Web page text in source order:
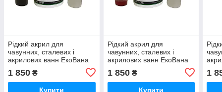
Рідкий акрил для
чавунних, сталевих і
акрилових ванн ЕкоВана
1 850 ₴
Купити
Рідкий акрил для
чавунних, сталевих і
акрилових ванн ЕкоВана
1 850₴
Купити
1